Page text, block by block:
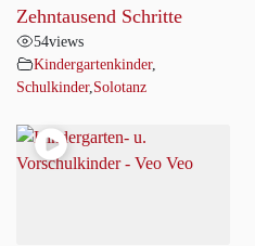
Zehntausend Schritte
54views
Kindergartenkinder,
Schulkinder, Solotanz